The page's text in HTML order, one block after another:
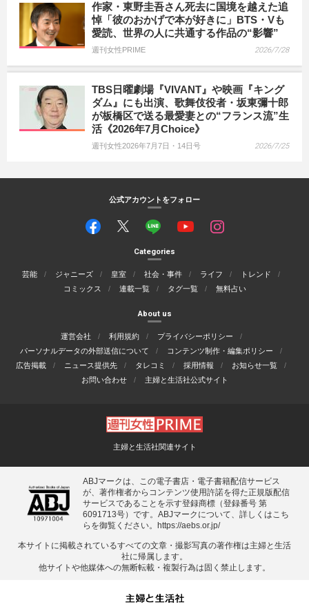
作家・東野圭吾さん死去に国境を越えた追
悼「彼のおかげで本が好きに」BTS・Vも
愛読、世界の人に共通する作品の“影響”
週刊女性PRIME 2026/7/28
TBS日曜劇場『VIVANT』や映画『キング
ダム』にも出演、歌舞伎役者・坂東彌十郎
が板橋区で送る最愛妻との“フランス流”生
活《2026年7月Choice》
週刊女性2026年7月7日・14日号 2026/7/25
公式アカウントをフォロー
Categories
芸能 ジャニーズ 皇室 社会・事件 ライフ
トレンド
コミックス
連載一覧 タグ一覧 無料占い
About us
運営会社 利用規約
プライバシーポリシー
パーソナルデータの外部送信について
コンテンツ制作・編集ポリシー
広告掲載
ニュース提供先 タレコミ 採用情報
お知らせ一覧
お問い合わせ
主婦と生活社公式サイト
主婦と生活社関連サイト
ABJマークは、この電子書店・電子書籍配信サービス
が、著作権者からコンテンツ使用許諾を得た正規版配信
サービスであることを示す登録商標（登録番号 第
6091713号）です。ABJマークについて、詳しくはこち
らを御覧ください。
https://aebs.or.jp/
本サイトに掲載されているすべての⽂章・撮影写真の著作権は主婦と⽣活
社に帰属します。
他サイトや他媒体への無断転載・複製⾏為は固く禁⽌します。